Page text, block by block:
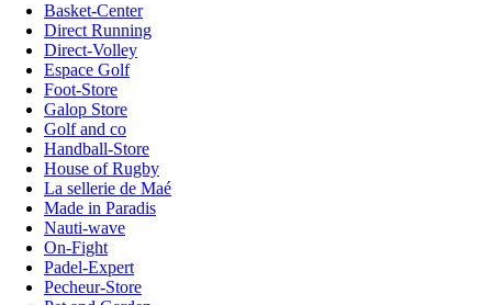
Basket-Center
Direct Running
Direct-Volley
Espace Golf
Foot-Store
Galop Store
Golf and co
Handball-Store
House of Rugby
La sellerie de Maé
Made in Paradis
Nauti-wave
On-Fight
Padel-Expert
Pecheur-Store